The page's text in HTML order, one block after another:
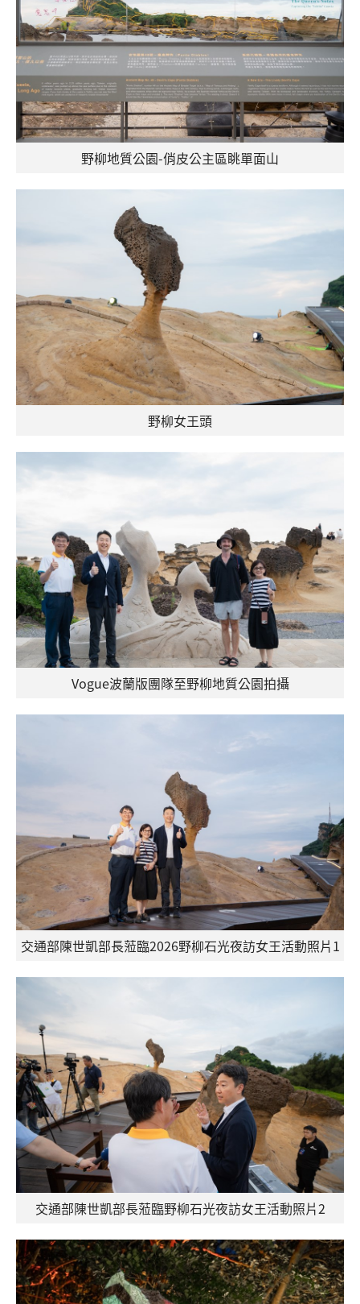
野柳地質公園-俏皮公主區眺單面山
野柳女王頭
Vogue波蘭版團隊至野柳地質公園拍攝
交通部陳世凱部長蒞臨2026野柳石光夜訪女王活動照片1
交通部陳世凱部長蒞臨野柳石光夜訪女王活動照片2